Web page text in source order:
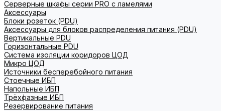
Серверные шкафы серии PRO с ламелями
Аксессуары
Блоки розеток (PDU)
Аксессуары для блоков распределения питания (PDU)
Вертикальные PDU
Горизонтальные PDU
Система изоляции коридоров ЦОД
Микро ЦОД
Источники бесперебойного питания
Стоечные ИБП
Напольные ИБП
Трёхфазные ИБП
Резервирование питания